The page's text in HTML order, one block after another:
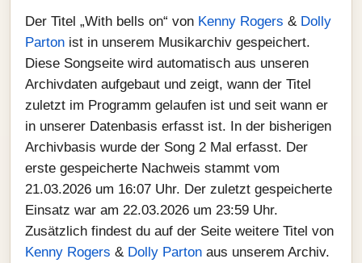
Der Titel „With bells on“ von Kenny Rogers & Dolly
Parton ist in unserem Musikarchiv gespeichert.
Diese Songseite wird automatisch aus unseren
Archivdaten aufgebaut und zeigt, wann der Titel
zuletzt im Programm gelaufen ist und seit wann er
in unserer Datenbasis erfasst ist. In der bisherigen
Archivbasis wurde der Song 2 Mal erfasst. Der
erste gespeicherte Nachweis stammt vom
21.03.2026 um 16:07 Uhr. Der zuletzt gespeicherte
Einsatz war am 22.03.2026 um 23:59 Uhr.
Zusätzlich findest du auf der Seite weitere Titel von
Kenny Rogers & Dolly Parton aus unserem Archiv.